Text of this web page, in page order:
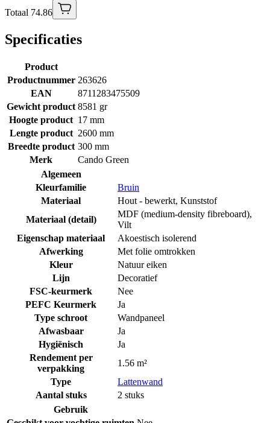
Totaal 74.86
Specificaties
Product
Productnummer 263626
EAN
8711283475509
Gewicht product 8581 gr
Hoogte product 17 mm
Lengte product 2600 mm
Breedte product 300 mm
Merk
Cando Green
Algemeen
Kleurfamilie
Bruin
Materiaal
Hout - bewerkt, Kunststof
Materiaal (detail)
MDF (medium-density fibreboard),
Vilt
Eigenschap materiaal
Akoestisch isolerend
Afwerking
Met folie omtrokken
Kleur
Natuur eiken
Lijn
Decoratief
FSC-keurmerk
Nee
PEFC Keurmerk
Ja
Type schroot
Wandpaneel
Afwasbaar
Ja
Hygiënisch
Ja
Rendement per
verpakking
1.56 m²
Type
Lattenwand
Aantal stuks
2 stuks
Gebruik